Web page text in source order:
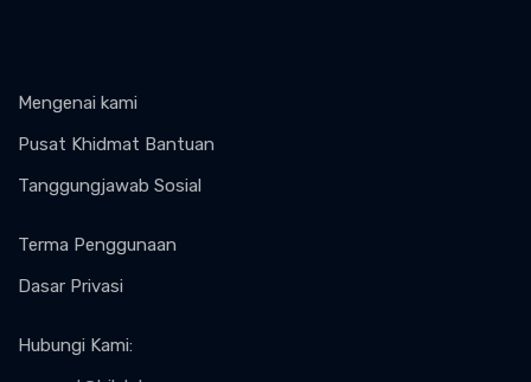
Mengenai kami
Pusat Khidmat Bantuan
Tanggungjawab Sosial
Terma Penggunaan
Dasar Privasi
Hubungi Kami: